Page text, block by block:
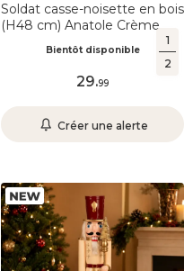
1
2
Soldat casse-noisette en bois
(H48 cm) Anatole Crème
Bientôt disponible
29.99
Créer une alerte